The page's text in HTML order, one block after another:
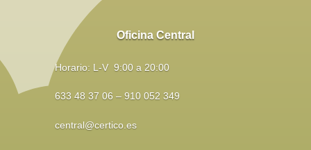
Oficina Central
Horario: L-V 9:00 a 20:00
633 48 37 06 – 910 052 349
central@certico.es